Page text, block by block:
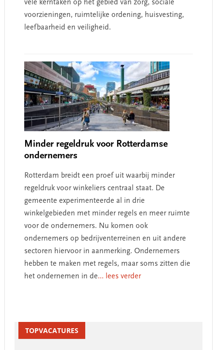
vele kerntaken op het gebied van zorg, sociale
voorzieningen, ruimtelijke ordening, huisvesting,
leefbaarheid en veiligheid.
Minder regeldruk voor Rotterdamse
ondernemers
Rotterdam breidt een proef uit waarbij minder
regeldruk voor winkeliers centraal staat. De
gemeente experimenteerde al in drie
winkelgebieden met minder regels en meer ruimte
voor de ondernemers. Nu komen ook
ondernemers op bedrijventerreinen en uit andere
sectoren hiervoor in aanmerking. Ondernemers
hebben te maken met regels, maar soms zitten die
het ondernemen in de... lees verder
SidebarTOPVACATURES